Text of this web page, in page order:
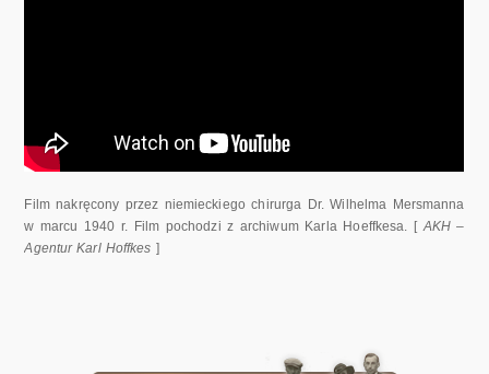
Film nakręcony przez niemieckiego chirurga Dr. Wilhelma Mersmanna
w marcu 1940 r. Film pochodzi z archiwum Karla Hoeffkesa. [AKH –
Agentur Karl Hoffkes ]